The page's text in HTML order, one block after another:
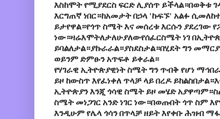
እስከሞት የሚያደርስ ፍርድ ሊያሰጥ ይችላል።በወቅቱ
እርግጠኛ ነበር።ከአመታት በኃላ 'ኩፍኙ' አልፉ
ይታየዋል።የጎጥ ስሜት እና መሰረቱ እርሱን ያደረገው
ነው።ዛሬእሞትለታለሁያለውየሰፈርስሜት ነገ
ይባልለታል።ያኩራራል።ያስደስታል።በሂደት ግን መማርያ
ወይንም ድምፁን አጥፍቶ ይቀራል።
የሃገራዊ ኢትዮጵያዊነት ስሜት ግን ጥብቅ የሆነ
ይዞ ከውስጥ እየፈነቀለ ጥላቻ ላይ በረዶ
ኢትዮጵያንእንጂ ጎሳዊ ስሜት ይዞ መሄድ
ስሜት መነጋገር አንድ ነገር ነው።በወጡበት ጎጥ ስም
እንዲሁም የሌላ ጎሳን በጥላቻ ዘይት እየቀቡ ሕዝብ